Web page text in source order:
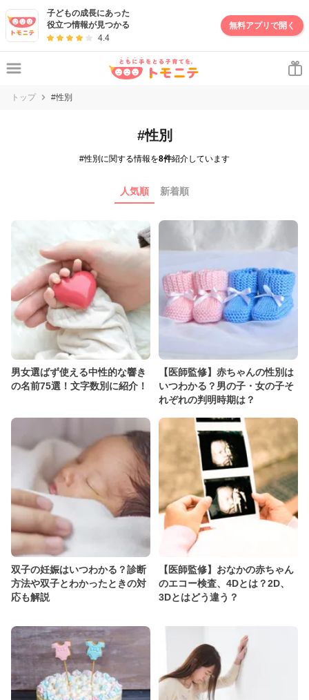
子どもの成長にあった
役立つ情報が見つかる
4.4
無料アプリで開く
トップ #性別
#性別
#性別に関する情報を8件紹介しています
人気順 新着順
男女選ばず使える中性的な響き
の名前75選！文字数別に紹介！
【医師監修】赤ちゃんの性別は
いつわかる？男の子・女の子そ
れぞれの判明時期は？
双子の妊娠はいつわかる？診断
方法や双子とわかったときの対
応も解説
【医師監修】おなかの赤ちゃん
のエコー検査、4Dとは？2D、
3Dとはどう違う？